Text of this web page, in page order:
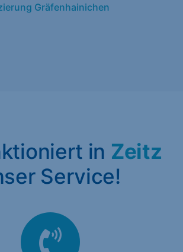
Gräfenhainichen
in Zeitz
Service!